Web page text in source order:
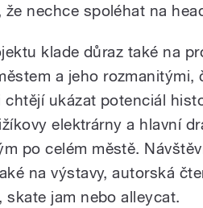
že nechce spoléhat na
klade důraz také na
a jeho
chtějí ukázat potenciál
elektrárny a hlavní
po celém městě.
na výstavy, autorská
skate jam nebo alleycat.